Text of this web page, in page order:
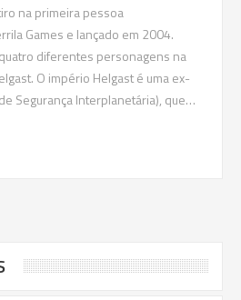
na primeira pessoa
Games e lançado em 2004.
diferentes personagens na
O império Helgast é uma ex-
Segurança Interplanetária), que…